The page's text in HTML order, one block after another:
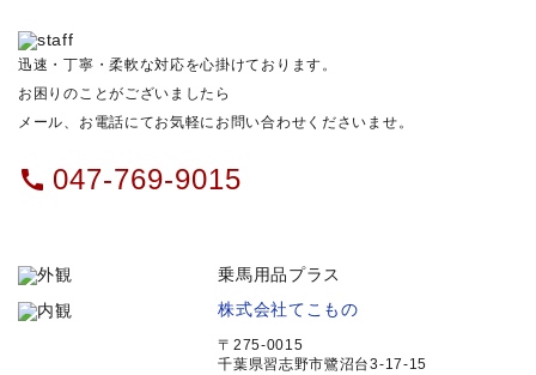
迅速・丁寧・柔軟な対応を心掛けております。
お困りのことがございましたら
メール、お電話にてお気軽にお問い合わせくださいませ。
call 047-769-9015
乗馬用品プラス
株式会社てこもの
〒275-0015
千葉県習志野市鷺沼台3-17-15